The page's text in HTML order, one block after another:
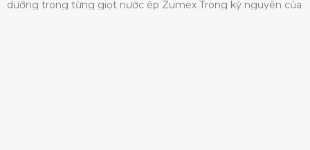
dưỡng trong từng giọt nước ép Zumex Trong kỷ nguyên của